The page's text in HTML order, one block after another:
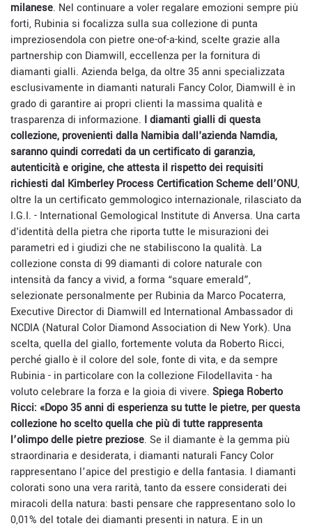
milanese. Nel continuare a voler regalare emozioni sempre più
forti, Rubinia si focalizza sulla sua collezione di punta
impreziosendola con pietre one-of-a-kind, scelte grazie alla
partnership con Diamwill, eccellenza per la fornitura di
diamanti gialli. Azienda belga, da oltre 35 anni specializzata
esclusivamente in diamanti naturali Fancy Color, Diamwill è in
grado di garantire ai propri clienti la massima qualità e
trasparenza di informazione. I diamanti gialli di questa
collezione, provenienti dalla Namibia dall'azienda Namdia,
saranno quindi corredati da un certificato di garanzia,
autenticità e origine, che attesta il rispetto dei requisiti
richiesti dal Kimberley Process Certification Scheme dell’ONU,
oltre Ia un certificato gemmologico internazionale, rilasciato da
I.G.I. - International Gemological Institute di Anversa. Una carta
d'identità della pietra che riporta tutte le misurazioni dei
parametri ed i giudizi che ne stabiliscono la qualità. La
collezione consta di 99 diamanti di colore naturale con
intensità da fancy a vivid, a forma “square emerald”,
selezionate personalmente per Rubinia da Marco Pocaterra,
Executive Director di Diamwill ed International Ambassador di
NCDIA (Natural Color Diamond Association di New York). Una
scelta, quella del giallo, fortemente voluta da Roberto Ricci,
perché giallo è il colore del sole, fonte di vita, e da sempre
Rubinia - in particolare con la collezione Filodellavita - ha
voluto celebrare la forza e la gioia di vivere. Spiega Roberto
Ricci: «Dopo 35 anni di esperienza su tutte le pietre, per questa
collezione ho scelto quella che più di tutte rappresenta
l’olimpo delle pietre preziose. Se il diamante è la gemma più
straordinaria e desiderata, i diamanti naturali Fancy Color
rappresentano l’apice del prestigio e della fantasia. I diamanti
colorati sono una vera rarità, tanto da essere considerati dei
miracoli della natura: basti pensare che rappresentano solo lo
0,01% del totale dei diamanti presenti in natura. E in un